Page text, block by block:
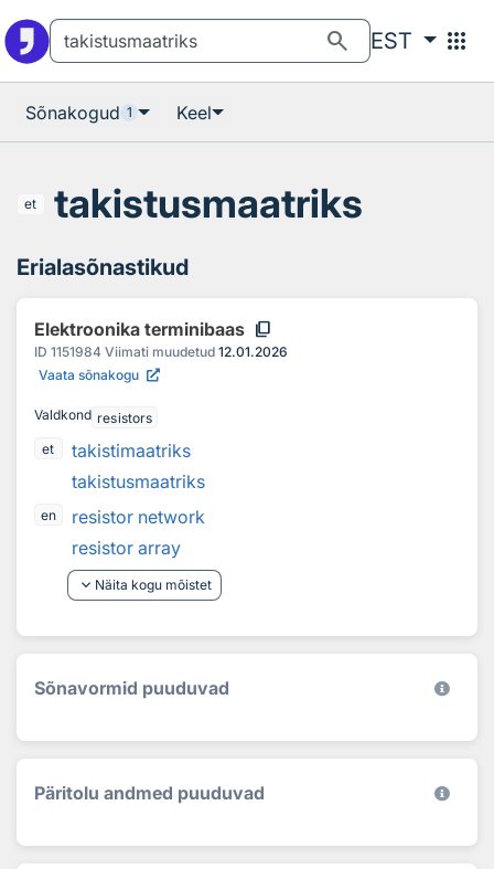
search EST apps
Sõnakogud 1 Keel
et takistusmaatriks
Erialasõnastikud
Elektroonika terminibaas content_copy
ID 1151984 Viimati muudetud 12.01.2026
Vaata sõnakogu
Valdkond resistors
et
takistimaatriks
takistusmaatriks
en
resistor network
resistor array
keyboard_arrow_down Näita kogu mõistet
Sõnavormid puuduvad
Päritolu andmed puuduvad